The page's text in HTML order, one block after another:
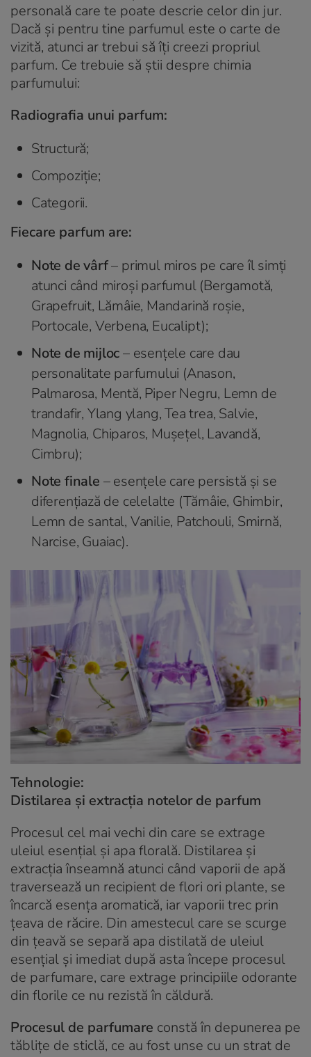
personală care te poate descrie celor din jur.
Dacă și pentru tine parfumul este o carte de
vizită, atunci ar trebui să îți creezi propriul
parfum. Ce trebuie să știi despre chimia
parfumului:
Radiografia unui parfum:
Structură;
Compoziție;
Categorii.
Fiecare parfum are:
Note de vârf– primul miros pe care îl simți
atunci când miroși parfumul (Bergamotă,
Grapefruit, Lămâie, Mandarină roșie,
Portocale, Verbena, Eucalipt);
Note de mijloc– esențele care dau
personalitate parfumului (Anason,
Palmarosa, Mentă, Piper Negru, Lemn de
trandafir, Ylang ylang, Tea trea, Salvie,
Magnolia, Chiparos, Mușețel, Lavandă,
Cimbru);
Note finale – esențele care persistă și se
diferențiază de celelalte (Tămâie, Ghimbir,
Lemn de santal, Vanilie, Patchouli, Smirnă,
Narcise, Guaiac).
Tehnologie:
Distilarea și extracția notelor de parfum
Procesul cel mai vechi din care se extrage
uleiul esențial și apa florală. Distilarea și
extracția înseamnă atunci când vaporii de apă
traversează un recipient de flori ori plante, se
încarcă esența aromatică, iar vaporii trec prin
țeava de răcire. Din amestecul care se scurge
din țeavă se separă apa distilată de uleiul
esențial și imediat după asta începe procesul
de parfumare, care extrage principiile odorante
din florile ce nu rezistă în căldură.
Procesul de parfumare constă în depunerea pe
tăblițe de sticlă, ce au fost unse cu un strat de